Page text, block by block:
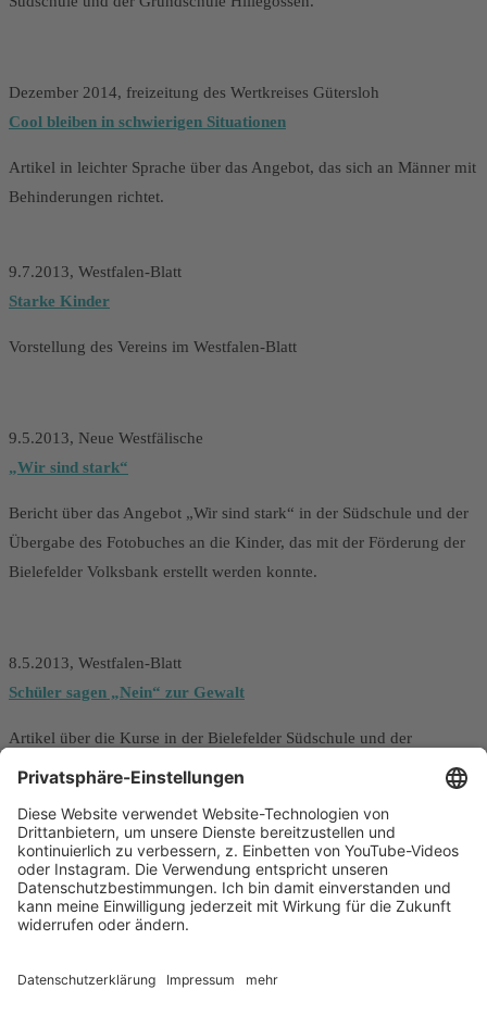
Dezember 2014, freizeitung des Wertkreises Gütersloh
Cool bleiben in schwierigen Situationen
Artikel in leichter Sprache über das Angebot, das sich an Männer mit
Behinderungen richtet.
9.7.2013, Westfalen-Blatt
Starke Kinder
Vorstellung des Vereins im Westfalen-Blatt
9.5.2013, Neue Westfälische
„Wir sind stark“
Bericht über das Angebot „Wir sind stark“ in der Südschule und der
Übergabe des Fotobuches an die Kinder, das mit der Förderung der
Bielefelder Volksbank erstellt werden konnte.
8.5.2013, Westfalen-Blatt
Schüler sagen „Nein“ zur Gewalt
Artikel über die Kurse in der Bielefelder Südschule und der
Erstellung des Fotobandes zum Projekt „Wir sind stark“, die mit
der Kinder hat ein Fotobuch bekommen, so werden die Inhalte in die
Familien getragen.
Cool bleiben…